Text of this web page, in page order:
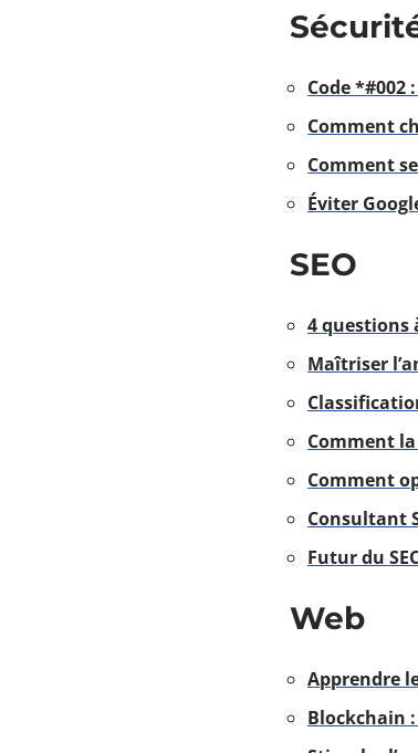
Code
Comment
Comment
Éviter
SEO
4 questions
Maîtriser
Comment
Comment
Consultant
Futur du
Web
Apprendre
Blockchain